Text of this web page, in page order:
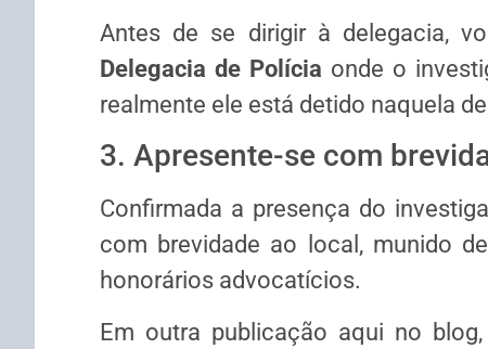
Antes de se dirigir à delegacia,
Delegacia de Polícia onde o
realmente ele está detido naquela
3. Apresente-se com
Confirmada a presença do
com brevidade ao local, munido
honorários advocatícios.
Em outra publicação aqui no